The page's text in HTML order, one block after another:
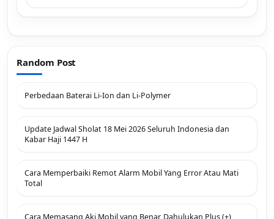
Random Post
Perbedaan Baterai Li-Ion dan Li-Polymer
Update Jadwal Sholat 18 Mei 2026 Seluruh Indonesia dan
Kabar Haji 1447 H
Cara Memperbaiki Remot Alarm Mobil Yang Error Atau Mati
Total